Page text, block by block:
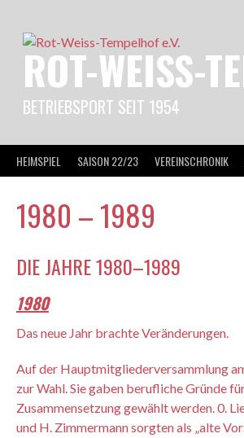
InhaltROT-WEISS-
BETRIEBSPORT SEIT 1954
HEIMSPIEL SAISON 22/23 VEREINSCHRONIK
1980 – 1989
DIE JAHRE 1980–1989
1980
Das neue Jahr brachte Veränderungen.
Auf der Hauptmitgliederversammlung
zur Wahl. Sie gaben berufliche Gründe
Zusammensetzung gewählt werden. 0.
und H. Zimmermann sorgten als „alte